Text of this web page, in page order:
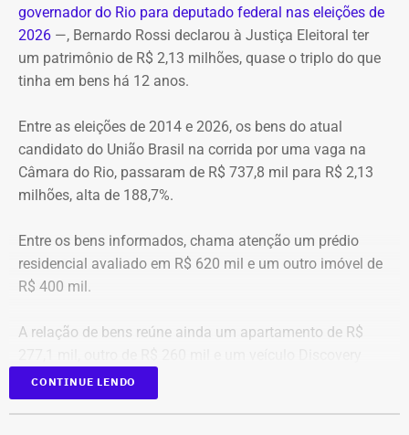
Ranking total de maiores gastos com
diárias, de 2022 a julho de 2026
Posiç
ão
Beneficiário Total pago Nacional
1
Victor Rosa Travancas
R$
R$
2 Bruno de Queiroz Costa
R$
R$
Almeida
R$
TEMPO REAL
Pré-hora: 19h, com cobertura especial pelo YouTube do
TEMPO REAL
A operação mobilizou cerca de 40 militares, 11 viaturas e
4 unidades operacionais.
governador do Rio para deputado federal nas eleições de
2026 —, Bernardo Rossi declarou à Justiça Eleitoral ter
um patrimônio de R$ 2,13 milhões, quase o triplo do que
tinha em bens há 12 anos.
Entre as eleições de 2014 e 2026, os bens do atual
candidato do União Brasil na corrida por uma vaga na
Câmara do Rio, passaram de R$ 737,8 mil para R$ 2,13
milhões, alta de 188,7%.
Entre os bens informados, chama atenção um prédio
residencial avaliado em R$ 620 mil e um outro imóvel de
R$ 400 mil.
A relação de bens reúne ainda um apartamento de R$
D300, ano 2023, declarado por R$ 330 mil. Também
aparecem na lista cerca de R$ 177 mil em aplicações e
CONTINUE LENDO